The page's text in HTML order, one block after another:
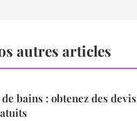
autres articles
bains : obtenez des devis